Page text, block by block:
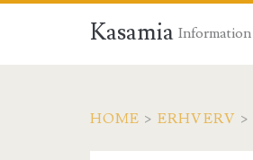
Kasamia Information
HOME > ERHVERV >